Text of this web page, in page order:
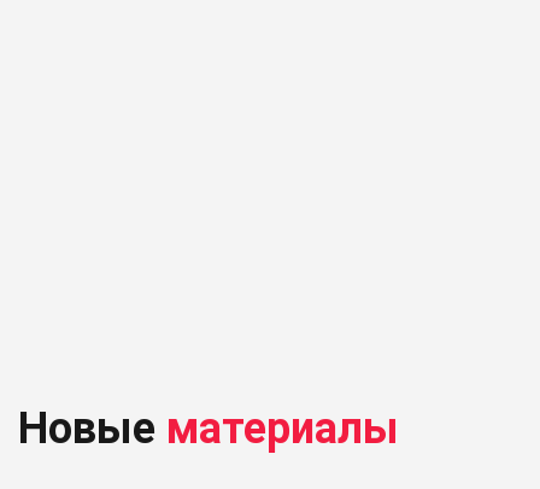
Новые материалы